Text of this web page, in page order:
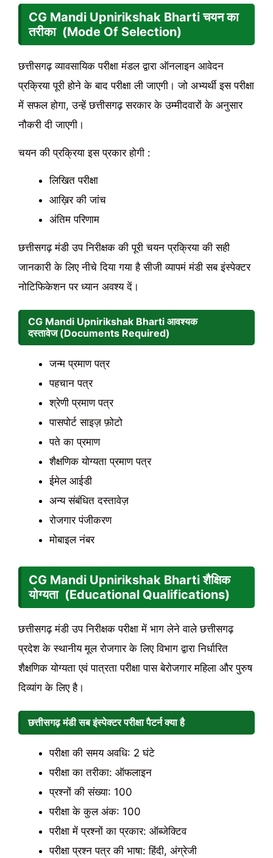
CG Mandi Upnirikshak Bharti चयन का
तरीका (Mode Of Selection)
छत्तीसगढ़ व्यावसायिक परीक्षा मंडल द्वारा ऑनलाइन आवेदन
प्रक्रिया पूरी होने के बाद परीक्षा ली जाएगी। जो अभ्यर्थी इस परीक्षा
में सफल होगा, उन्हें छत्तीसगढ़ सरकार के उम्मीदवारों के अनुसार
नौकरी दी जाएगी।
चयन की प्रक्रिया इस प्रकार होगी :
लिखित परीक्षा
आख़िर की जांच
अंतिम परिणाम
छत्तीसगढ़ मंडी उप निरीक्षक की पूरी चयन प्रक्रिया की सही
जानकारी के लिए नीचे दिया गया है सीजी व्यापमं मंडी सब इंस्पेक्टर
नोटिफिकेशन पर ध्यान अवश्य दें।
CG Mandi Upnirikshak Bharti आवश्यक
दस्तावेज (Documents Required)
जन्म प्रमाण पत्र
पहचान पत्र
श्रेणी प्रमाण पत्र
पासपोर्ट साइज़ फ़ोटो
पते का प्रमाण
शैक्षणिक योग्यता प्रमाण पत्र
ईमेल आईडी
अन्य संबंधित दस्तावेज़
रोजगार पंजीकरण
मोबाइल नंबर
CG Mandi Upnirikshak Bharti शैक्षिक
योग्यता (Educational Qualifications)
छत्तीसगढ़ मंडी उप निरीक्षक परीक्षा में भाग लेने वाले छत्तीसगढ़
प्रदेश के स्थानीय मूल रोजगार के लिए विभाग द्वारा निर्धारित
शैक्षणिक योग्यता एवं पात्रता परीक्षा पास बेरोजगार महिला और पुरुष
दिव्यांग के लिए है।
छत्तीसगढ़ मंडी सब इंस्पेक्टर परीक्षा पैटर्न क्या है
परीक्षा की समय अवधि: 2 घंटे
परीक्षा का तरीका: ऑफलाइन
प्रश्नों की संख्या: 100
परीक्षा के कुल अंक: 100
परीक्षा में प्रश्नों का प्रकार: ऑब्जेक्टिव
परीक्षा प्रश्न पत्र की भाषा: हिंदी, अंग्रेजी